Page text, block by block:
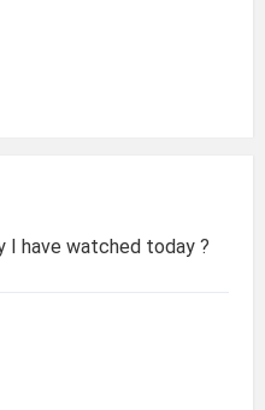
I have watched today ?